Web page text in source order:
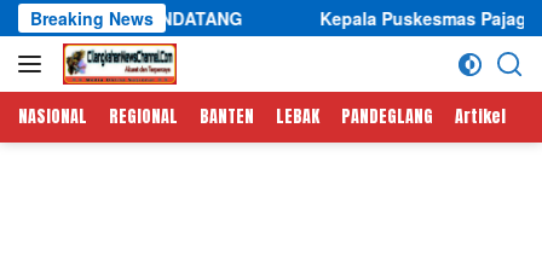
Langsung
ke
konten
Breaking News Kepala Puskesmas Pajagan Siap Genjot
NASIONAL REGIONAL BANTEN LEBAK PANDEGLANG Artikel